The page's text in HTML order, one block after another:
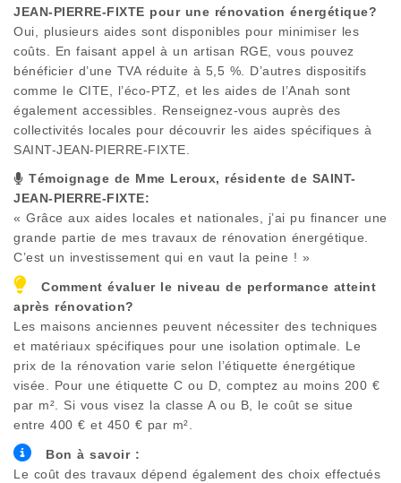
JEAN-PIERRE-FIXTE pour une rénovation énergétique?
Oui, plusieurs aides sont disponibles pour minimiser les
coûts. En faisant appel à un artisan RGE, vous pouvez
bénéficier d’une TVA réduite à 5,5 %. D’autres dispositifs
comme le CITE, l’éco-PTZ, et les aides de l’Anah sont
également accessibles. Renseignez-vous auprès des
collectivités locales pour découvrir les aides spécifiques à
SAINT-JEAN-PIERRE-FIXTE
Témoignage de Mme Leroux, résidente de SAINT-
JEAN-PIERRE-FIXTE:
« Grâce aux aides locales et nationales, j’ai pu financer une
grande partie de mes travaux de rénovation énergétique.
C’est un investissement qui en vaut la peine ! »
Comment évaluer le niveau de performance atteint
après rénovation?
Les maisons anciennes peuvent nécessiter des techniques
et matériaux spécifiques pour une isolation optimale. Le
prix de la rénovation varie selon l’étiquette énergétique
visée. Pour une étiquette C ou D, comptez au moins 200 €
par m². Si vous visez la classe A ou B, le coût se situe
entre 400 € et 450 € par m².
Bon à savoir :
Le coût des travaux dépend également des choix effectués